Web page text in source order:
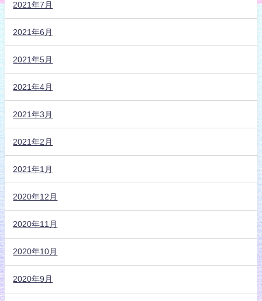
2021年7月
2021年6月
2021年5月
2021年4月
2021年3月
2021年2月
2021年1月
2020年12月
2020年11月
2020年10月
2020年9月